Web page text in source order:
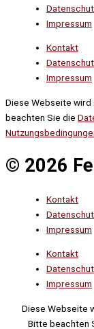
Impressum
Kontakt
Impressum
Diese Webseite wird
beachten Sie die
© 2026
Kontakt
Impressum
Kontakt
Impressum
Diese Webseite
Bitte beachten